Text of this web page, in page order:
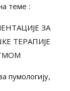
теме :
ЗА
ТЕРАПИЈЕ
пумологију,